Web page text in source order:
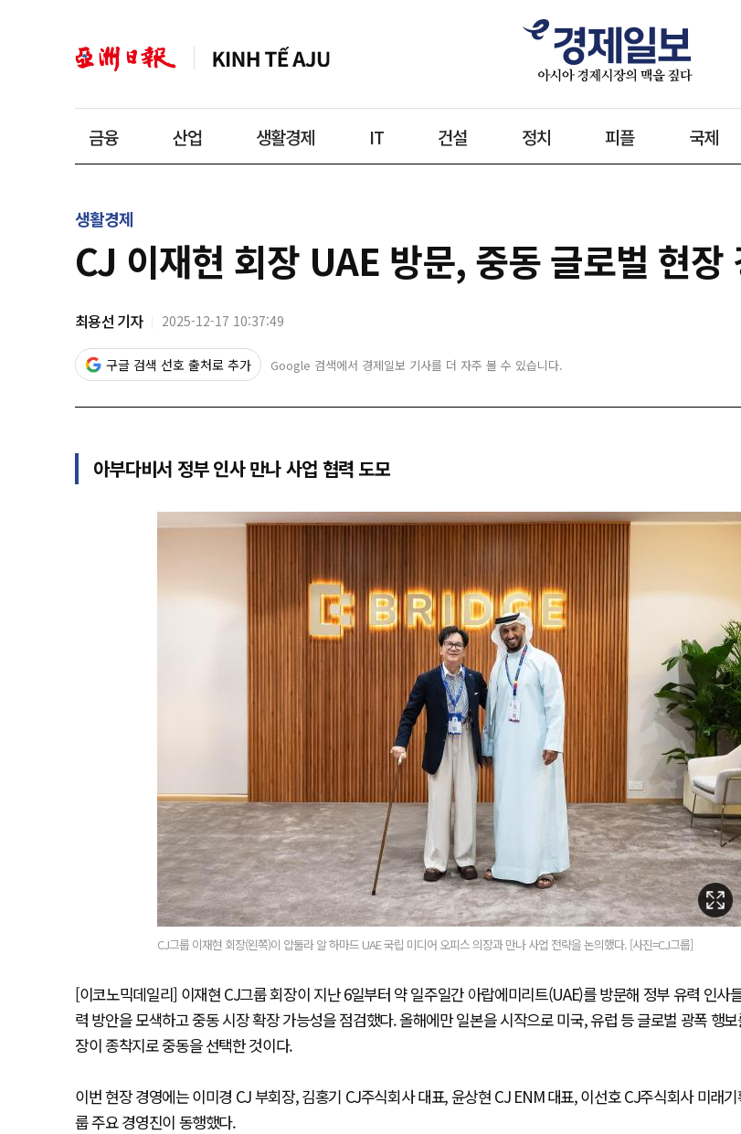
금융 산업 생활경제 IT 건설 정치 피플 국제
생활경제
CJ 이재현 회장 UAE 방문, 중동 글로벌 현장
최용선 기자 2025-12-17 10:37:49
구글 검색 선호 출처로 추가 Google 검색에서 경제일보 기사를 더 자주 볼 수 있습니다.
아부다비서 정부 인사 만나 사업 협력 도모
CJ그룹 이재현 회장(왼쪽)이 압둘라 알 하마드 UAE 국립 미디어 오피스 의장과 만나 사업 전략을 논의했다. [사진=CJ그룹]
[이코노믹데일리] 이재현 CJ그룹 회장이 지난 6일부터 약 일주일간 아랍에미리트(UAE)를 방문해 정부 유력 인사
력 방안을 모색하고 중동 시장 확장 가능성을 점검했다. 올해에만 일본을 시작으로 미국, 유럽 등 글로벌 광폭 행
장이 종착지로 중동을 선택한 것이다.
이번 현장 경영에는 이미경 CJ 부회장, 김홍기 CJ주식회사 대표, 윤상현 CJ ENM 대표, 이선호 CJ주식회사 미래
룹 주요 경영진이 동행했다.